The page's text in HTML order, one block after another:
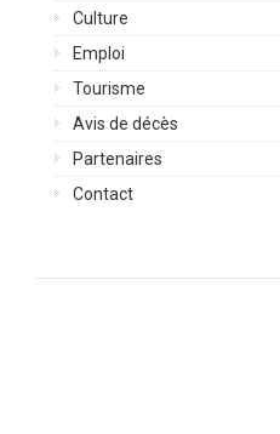
Culture
Emploi
Tourisme
Avis de décès
Partenaires
Contact